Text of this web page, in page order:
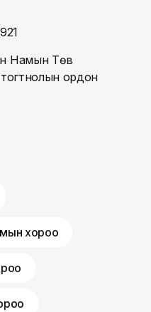
Намын Төв
ордон
хороо